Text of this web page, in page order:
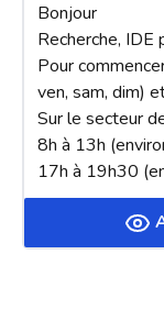
Bonjour
Recherche, IDE
Pour
ven, sam, dim)
Sur le secteur
8h à 13h
17h à 19h30